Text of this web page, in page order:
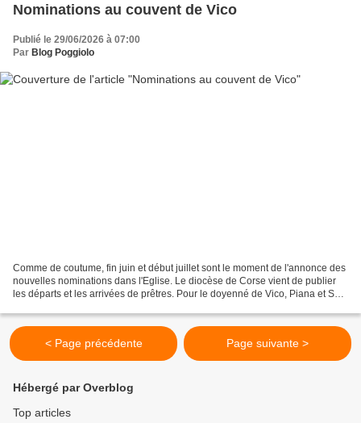
Nominations au couvent de Vico
Publié le 29/06/2026 à 07:00
Par Blog Poggiolo
Comme de coutume, fin juin et début juillet sont le moment de l'annonce des
nouvelles nominations dans l'Eglise. Le diocèse de Corse vient de publier
les départs et les arrivées de prêtres. Pour le doyenné de Vico, Piana et Sari,
< Page précédente Page suivante >
Hébergé par Overblog
Top articles